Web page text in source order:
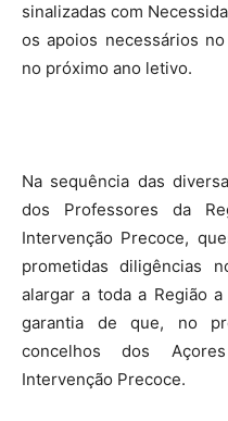
sinalizadas com
os apoios necessários
no próximo ano letivo.
Na sequência das
dos Professores da
Intervenção Precoce,
prometidas diligências
alargar a toda a Região
garantia de que, no
concelhos dos
Intervenção Precoce.